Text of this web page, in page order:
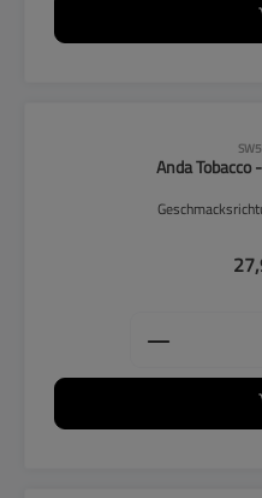
Anda Tobacco
Produkt